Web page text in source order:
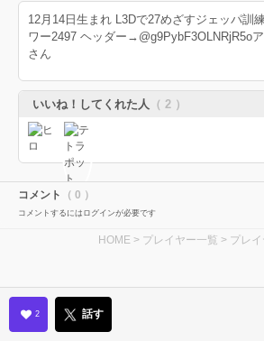
12月14日生まれ L3Dで27めざすジェッパ訓
ワー2497 ヘッダー→@g9PybF3OLNRjR5o
さん
いいね！してくれた人 （ 2 ）
コメント （ 0 ）
コメントするにはログインが必要です
HOME > プレイヤー一覧 > プレ
2 話す